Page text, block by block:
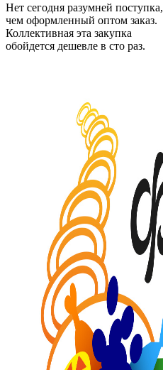
Нет сегодня разумней поступка,
чем оформленный оптом заказ.
Коллективная эта закупка
обойдется дешевле в сто раз.